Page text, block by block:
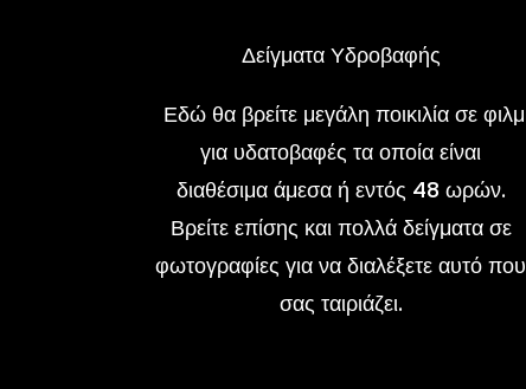
Δείγματα Υδροβαφής
Εδώ θα βρείτε μεγάλη ποικιλία σε φιλμ
για υδατοβαφές τα οποία είναι
διαθέσιμα άμεσα ή εντός 48 ωρών.
Βρείτε επίσης και πολλά δείγματα σε
φωτογραφίες για να διαλέξετε αυτό που
σας ταιριάζει.